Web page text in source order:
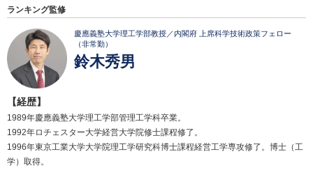
ランキング監修
慶應義塾大学理工学部教授／内閣府 上席科学技術政策フェロー
（非常勤）
鈴木秀男
【経歴】
1989年慶應義塾大学理工学部管理工学科卒業。
1992年ロチェスター大学経営大学院修士課程修了。
1996年東京工業大学大学院理工学研究科博士課程経営工学専攻修了。博士（工
学）取得。